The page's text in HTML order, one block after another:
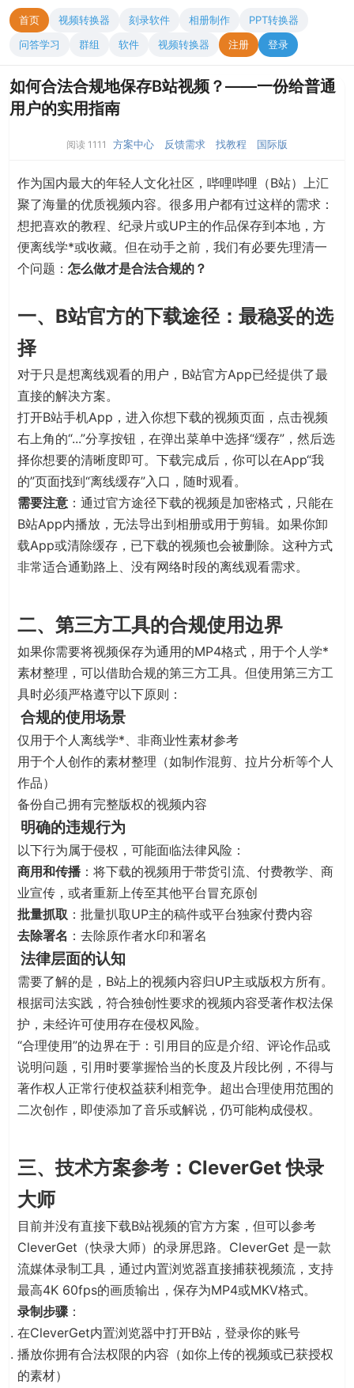
首页 视频转换器 刻录软件 相册制作
PPT转换器
问答学习
群组 软件 视频转换器 注册 登录
如何合法合规地保存B站视频？——一份给普通
用户的实用指南
阅读 1111 方案中心 反馈需求 找教程 国际版
作为国内最大的年轻人文化社区，哔哩哔哩（B站）上汇
聚了海量的优质视频内容。很多用户都有过这样的需求：
想把喜欢的教程、纪录片或UP主的作品保存到本地，方
便离线学*或收藏。但在动手之前，我们有必要先理清一
个问题： 怎么做才是合法合规的？
一、B站官方的下载途径：最稳妥的选
择
对于只是想离线观看的用户，B站官方App已经提供了最
直接的解决方案。
打开B站手机App，进入你想下载的视频页面，点击视频
右上角的“...”分享按钮，在弹出菜单中选择“缓存”，然后选
择你想要的清晰度即可。下载完成后，你可以在App“我
的”页面找到“离线缓存”入口，随时观看。
需要注意 ：通过官方途径下载的视频是加密格式，只能在
B站App内播放，无法导出到相册或用于剪辑。如果你卸
载App或清除缓存，已下载的视频也会被删除。这种方式
非常适合通勤路上、没有网络时段的离线观看需求。
二、第三方工具的合规使用边界
如果你需要将视频保存为通用的MP4格式，用于个人学*
素材整理，可以借助合规的第三方工具。但使用第三方工
具时必须严格遵守以下原则：
合规的使用场景
仅用于个人离线学*、非商业性素材参考
用于个人创作的素材整理（如制作混剪、拉片分析等个人
作品）
备份自己拥有完整版权的视频内容
明确的违规行为
以下行为属于侵权，可能面临法律风险：
商用和传播 ：将下载的视频用于带货引流、付费教学、商
业宣传，或者重新上传至其他平台冒充原创
批量抓取 ：批量扒取UP主的稿件或平台独家付费内容
去除署名 ：去除原作者水印和署名
法律层面的认知
需要了解的是，B站上的视频内容归UP主或版权方所有。
根据司法实践，符合独创性要求的视频内容受著作权法保
护，未经许可使用存在侵权风险。
“合理使用”的边界在于：引用目的应是介绍、评论作品或
说明问题，引用时要掌握恰当的长度及片段比例，不得与
著作权人正常行使权益获利相竞争。超出合理使用范围的
二次创作，即使添加了音乐或解说，仍可能构成侵权。
三、技术方案参考：CleverGet 快录
大师
目前并没有直接下载B站视频的官方方案，但可以参考
CleverGet（快录大师）的录屏思路。CleverGet 是一款
流媒体录制工具，通过内置浏览器直接捕获视频流，支持
最高4K 60fps的画质输出，保存为MP4或MKV格式。
录制步骤：
在CleverGet内置浏览器中打开B站，登录你的账号
播放你拥有合法权限的内容（如你上传的视频或已获授权
的素材）